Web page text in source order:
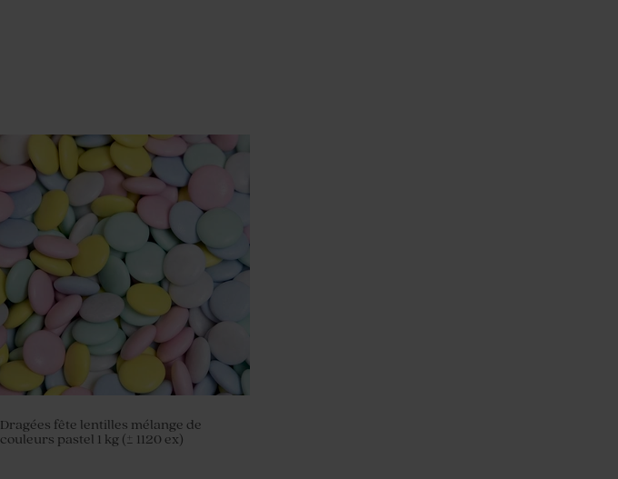
Dragées fête lentilles mélange de
couleurs pastel 1 kg (± 1120 ex)